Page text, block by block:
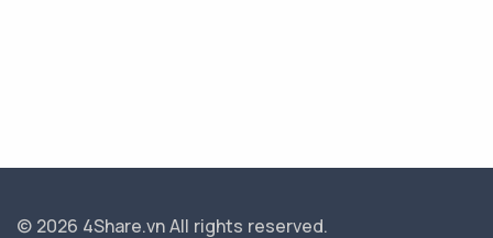
© 2026 4Share.vnAll rights reserved.